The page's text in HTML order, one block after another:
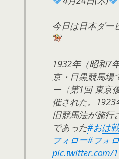
今日は日本ダー
1932年（昭和7
京・目黒競馬場
ー（第1回 東京
催された。
旧競馬法が施行
であった#おは戦
フォロー#フォ
pic.twitter.com/